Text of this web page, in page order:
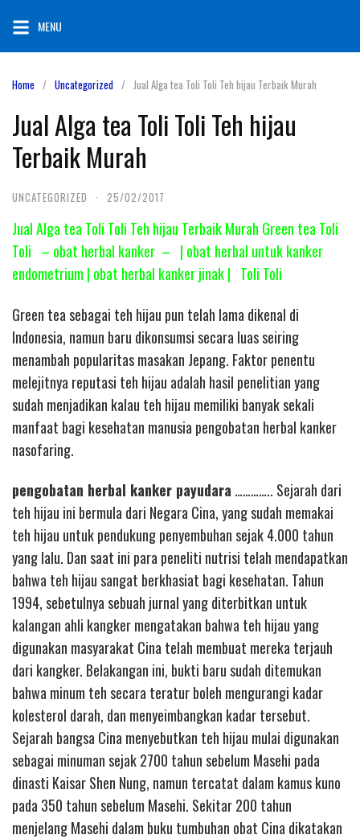
content
MENU
Home Uncategorized Jual Alga tea Toli Toli Teh hijau Terbaik Murah
Jual Alga tea Toli Toli Teh hijau
Terbaik Murah
UNCATEGORIZED · 25/02/2017
Jual Alga tea Toli Toli Teh hijau Terbaik Murah Green tea Toli
Toli – obat herbal kanker – | obat herbal untuk kanker
endometrium | obat herbal kanker jinak | Toli Toli
Green tea sebagai teh hijau pun telah lama dikenal di
Indonesia, namun baru dikonsumsi secara luas seiring
menambah popularitas masakan Jepang. Faktor penentu
melejitnya reputasi teh hijau adalah hasil penelitian yang
sudah menjadikan kalau teh hijau memiliki banyak sekali
manfaat bagi kesehatan manusia pengobatan herbal kanker
nasofaring.
pengobatan herbal kanker payudara ………….. Sejarah dari
teh hijau ini bermula dari Negara Cina, yang sudah memakai
teh hijau untuk pendukung penyembuhan sejak 4.000 tahun
yang lalu. Dan saat ini para peneliti nutrisi telah mendapatkan
bahwa teh hijau sangat berkhasiat bagi kesehatan. Tahun
1994, sebetulnya sebuah jurnal yang diterbitkan untuk
kalangan ahli kangker mengatakan bahwa teh hijau yang
digunakan masyarakat Cina telah membuat mereka terjauh
dari kangker. Belakangan ini, bukti baru sudah ditemukan
bahwa minum teh secara teratur boleh mengurangi kadar
kolesterol darah, dan menyeimbangkan kadar tersebut.
Sejarah bangsa Cina menyebutkan teh hijau mulai digunakan
sebagai minuman sejak 2700 tahun sebelum Masehi pada
dinasti Kaisar Shen Nung, namun tercatat dalam kamus kuno
pada 350 tahun sebelum Masehi. Sekitar 200 tahun
menjelang Masehi dalam buku tumbuhan obat Cina dikatakan